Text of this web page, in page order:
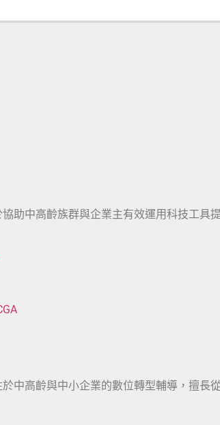
助中高齡族群與企業主有效運用科技工具提
中高齡與中小企業的數位轉型輔導，擅長